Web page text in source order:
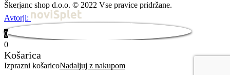
Škerjanc shop d.o.o. © 2022 Vse pravice pridržane.
Avtorji:
0
0
Košarica
Izprazni košaricoNadaljuj z nakupom